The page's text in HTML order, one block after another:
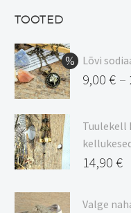
TOOTED
Lõvi
9,00 € –
9,00 €
kuni
20,44 €
Tuulekell
14,90 €
Valge